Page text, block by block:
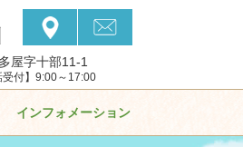
屋字十部11-1
受付】9:00～17:00
インフォメーション